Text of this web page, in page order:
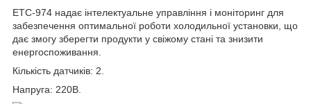
ЕТС-974 надає інтелектуальне управління і моніторинг для
забезпечення оптимальної роботи холодильної установки, що
дає змогу зберегти продукти у свіжому стані та знизити
енергоспоживання.
Кількість датчиків: 2.
Напруга: 220В.